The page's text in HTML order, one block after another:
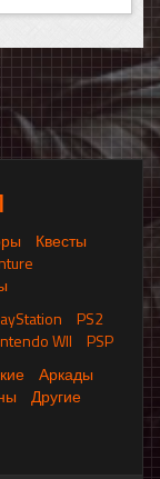
Квесты
PS2
WII
PSP
Аркады
Другие